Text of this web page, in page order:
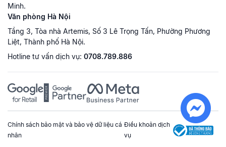
Minh.
Văn phòng Hà Nội
Tầng 3, Tòa nhà Artemis, Số 3 Lê Trọng Tấn, Phường Phương
Liệt, Thành phố Hà Nội.
Hotline tư vấn dịch vụ: 0708.789.886
Chính sách bảo mật và bảo vệ dữ liệu cá
nhân
Điều khoản dịch
vụ